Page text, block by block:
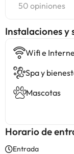
50 opiniones
Instalaciones y
Wifi e
Spa y
Mascotas
Horario de
Entrada